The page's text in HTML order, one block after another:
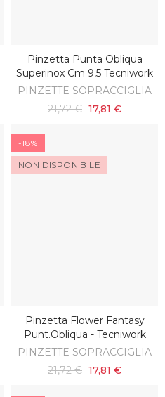
AGGIUNGI AL CARRELLO
Pinzetta Punta Obliqua
Superinox Cm 9,5 Tecniwork
PINZETTE SOPRACCIGLIA
21,72 € 17,81 €
-18%
NON DISPONIBILE
SCOPRI
Pinzetta Flower Fantasy
Punt.obliqua - Tecniwork
PINZETTE SOPRACCIGLIA
21,72 € 17,81 €